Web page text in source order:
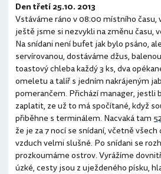
Den třetí 25.10. 2013
Vstáváme ráno v 08:00 místního času,
ještě jsme si nezvykli na změnu času,
Na snídani není bufet jak bylo psáno,
servírovanou, dostáváme džus,
toastový chleba každý 3 ks, dva
omeletu a talíř s jedním nakrájeným
pomerančem. Přichází manager, jestli
zaplatit, ze už to má spočítané, když
přiběhne s terminálem. Nacvaká tam
že je za 7 nocí se snídaní, včetně
vzduch velmi slušné. Po snídani se
prozkoumáme ostrov. Vyrážíme
úzké, cesty jsou z uježdeného písku,